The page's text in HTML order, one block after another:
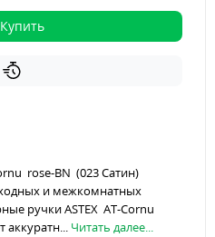
Купить
rose-BN (023 Сатин)
и межкомнатных
ручки ASTEX AT-Cornu
аккуратн... Читать далее...